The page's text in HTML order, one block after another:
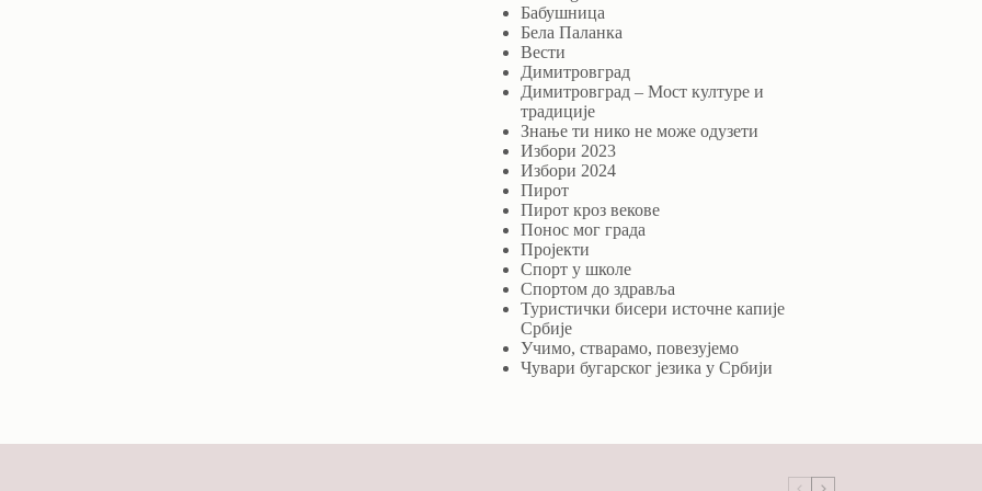
Бабушница
Бела Паланка
Вести
Димитровград
Димитровград – Мост културе и
традиције
Знање ти нико не може одузети
Избори 2023
Избори 2024
Пирот
Пирот кроз векове
Понос мог града
Пројекти
Спорт у школе
Спортом до здравља
Туристички бисери источне капије
Србије
Учимо, стварамо, повезујемо
Чувари бугарског језика у Србији